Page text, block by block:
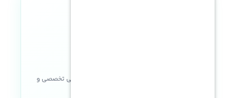
خریدی مطمئن با ضمانت اصالت کالا، پشتیبانی تخصصی و